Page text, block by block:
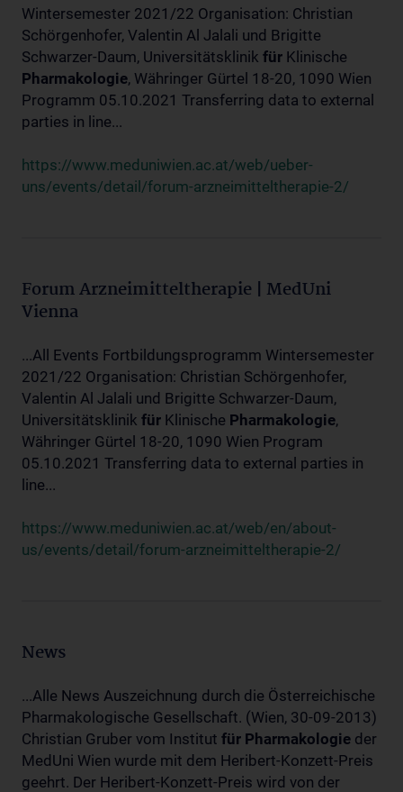
Wintersemester 2021/22 Organisation: Christian
Schörgenhofer, Valentin Al Jalali und Brigitte
Schwarzer-Daum, Universitätsklinik für Klinische
Pharmakologie, Währinger Gürtel 18-20, 1090 Wien
Programm 05.10.2021 Transferring data to external
parties in line...
https://www.meduniwien.ac.at/web/ueber-
uns/events/detail/forum-arzneimitteltherapie-2/
Forum Arzneimitteltherapie | MedUni
Vienna
...All Events Fortbildungsprogramm Wintersemester
2021/22 Organisation: Christian Schörgenhofer,
Valentin Al Jalali und Brigitte Schwarzer-Daum,
Universitätsklinik für Klinische Pharmakologie,
Währinger Gürtel 18-20, 1090 Wien Program
05.10.2021 Transferring data to external parties in
line...
https://www.meduniwien.ac.at/web/en/about-
us/events/detail/forum-arzneimitteltherapie-2/
News
...Alle News Auszeichnung durch die Österreichische
Pharmakologische Gesellschaft. (Wien, 30-09-2013)
Christian Gruber vom Institut für Pharmakologie der
MedUni Wien wurde mit dem Heribert-Konzett-Preis
geehrt. Der Heribert-Konzett-Preis wird von der